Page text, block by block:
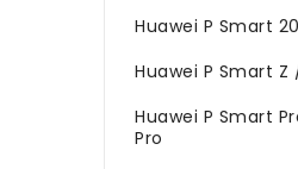
Huawei P Smart
Huawei P Smart Z
Huawei P Smart
Pro